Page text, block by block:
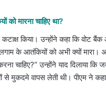
को मारना चाहिए था?
किया। उन्होंने कहा कि वोट
के आतंकियों को अभी क्यों मारा।
चाहिए?” उन्होंने याद दिलाया
से मुकदमे वापस लेती थी। पीएम ने